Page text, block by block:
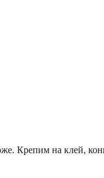
Крепим на клей,